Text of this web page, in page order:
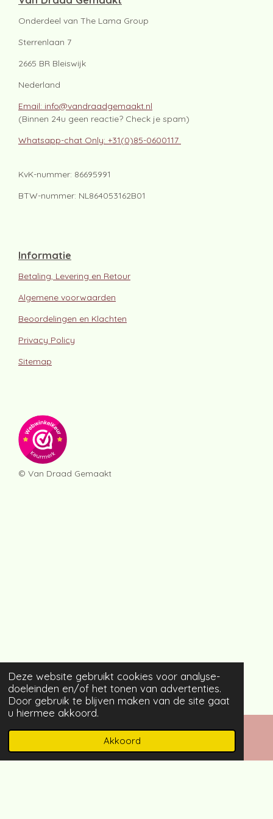
Deze website gebruikt cookies voor analyse-
doeleinden en/of het tonen van advertenties.
Door gebruik te blijven maken van de site gaat
u hiermee akkoord.
Akkoord
Onderdeel van The Lama Group
Sterrenlaan 7
2665 BR Bleiswijk
Nederland
Email: info@vandraadgemaakt.nl
(Binnen 24u geen reactie? Check je spam)
Whatsapp-chat Only: +31(0)85-0600117
KvK-nummer: 86695991
BTW-nummer: NL864053162B01
Informatie
Betaling, Levering en Retour
Algemene voorwaarden
Beoordelingen en Klachten
Privacy Policy
Sitemap
© Van Draad Gemaakt